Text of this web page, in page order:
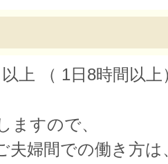
上 （ 1日8時間以上
ますので、
夫婦間での働き方は